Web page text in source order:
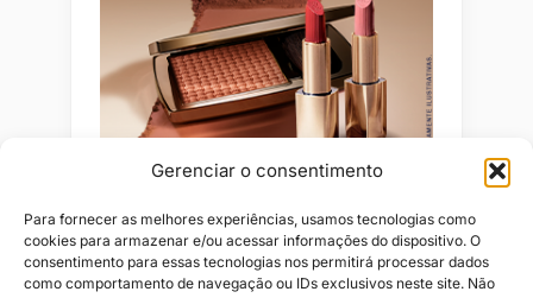
Gerenciar o consentimento
Para fornecer as melhores experiências, usamos tecnologias como
cookies para armazenar e/ou acessar informações do dispositivo. O
consentimento para essas tecnologias nos permitirá processar dados
como comportamento de navegação ou IDs exclusivos neste site. Não